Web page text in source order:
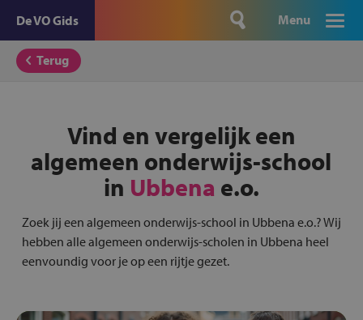
De VO Gids Menu
Terug
Vind en vergelijk een
algemeen onderwijs-school
in Ubbena e.o.
Zoek jij een algemeen onderwijs-school in Ubbena e.o.? Wij
hebben alle algemeen onderwijs-scholen in Ubbena heel
eenvoundig voor je op een rijtje gezet.